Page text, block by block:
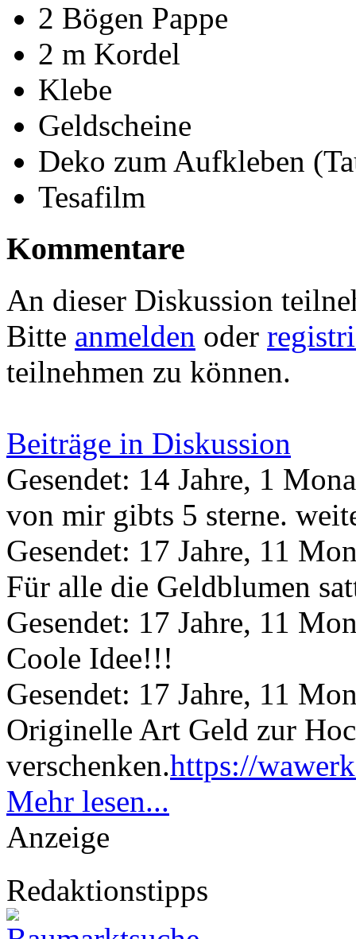
2 Bögen Pappe
2 m Kordel
Klebe
Geldscheine
Deko zum Aufkleben
Tesafilm
Kommentare
An dieser Diskussion
Bitte anmelden oder
teilnehmen zu können.
Beiträge in Diskussion
Gesendet: 14 Jahre, 1
von mir gibts 5 sterne.
Gesendet: 17 Jahre, 11
Für alle die Geldblumen
Gesendet: 17 Jahre, 11
Coole Idee!!!
Gesendet: 17 Jahre, 11
Originelle Art Geld zur
verschenken.https://
Mehr lesen...
Anzeige
Redaktionstipps